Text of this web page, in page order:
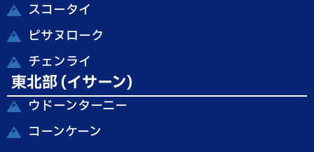
スコータイ
ピサヌローク
チェンライ
東北部 (イサーン)
ウドーンターニー
コーンケーン